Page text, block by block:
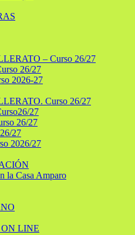
– Curso 26/27
26/27
2026-27
Curso 26/27
27
26/27
27
2026/27
la Casa Amparo
LINE